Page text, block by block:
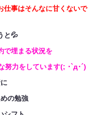
仕事はそんなに甘くないで
と💦
で埋まる状況を
努力をしています(; ･`д･´)
の勉強